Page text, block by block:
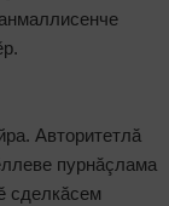
Авторитетлă
пурнăçлама
сделкăсем